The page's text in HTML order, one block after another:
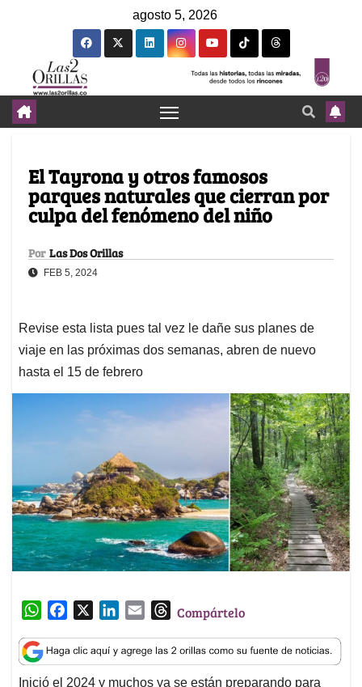
agosto 5, 2026
El Tayrona y otros famosos
parques naturales que cierran por
culpa del fenómeno del niño
Por Las Dos Orillas
FEB 5, 2024
Revise esta lista pues tal vez le dañe sus planes de
viaje en las próximas dos semanas, abren de nuevo
hasta el 15 de febrero
W
a
t
c
e
n
k
a
i
T
r
e
Compártelo
Inició el 2024 y muchos ya se están preparando para